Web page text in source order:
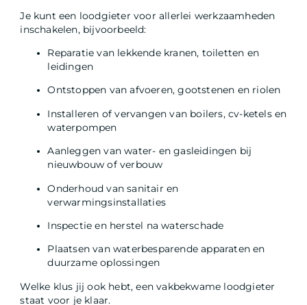
Je kunt een loodgieter voor allerlei werkzaamheden
inschakelen, bijvoorbeeld:
Reparatie van lekkende kranen, toiletten en
leidingen
Ontstoppen van afvoeren, gootstenen en riolen
Installeren of vervangen van boilers, cv-ketels en
waterpompen
Aanleggen van water- en gasleidingen bij
nieuwbouw of verbouw
Onderhoud van sanitair en
verwarmingsinstallaties
Inspectie en herstel na waterschade
Plaatsen van waterbesparende apparaten en
duurzame oplossingen
Welke klus jij ook hebt, een vakbekwame loodgieter
staat voor je klaar.